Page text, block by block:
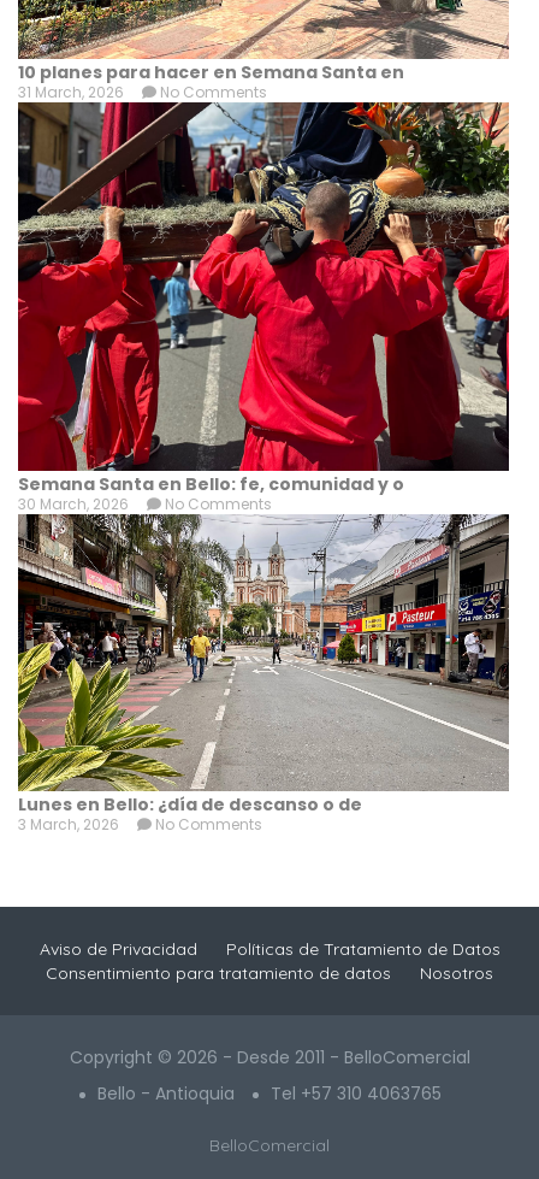
10 planes para hacer en Semana Santa en
31 March, 2026 No Comments
Semana Santa en Bello: fe, comunidad y o
30 March, 2026 No Comments
Lunes en Bello: ¿día de descanso o de
3 March, 2026 No Comments
Aviso de Privacidad
Políticas de Tratamiento de Datos
Consentimiento para tratamiento de datos
Nosotros
Copyright © 2026 - Desde 2011 - BelloComercial
Bello - Antioquia
Tel +57 310 4063765
BelloComercial